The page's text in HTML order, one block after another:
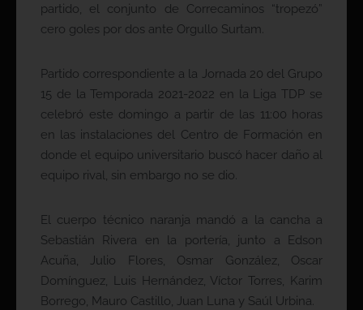
partido, el conjunto de Correcaminos “tropezó”
cero goles por dos ante Orgullo Surtam.
Partido correspondiente a la Jornada 20 del Grupo
15 de la Temporada 2021-2022 en la Liga TDP se
celebró este domingo a partir de las 11:00 horas
en las instalaciones del Centro de Formación en
donde el equipo universitario buscó hacer daño al
equipo rival, sin embargo no se dio.
El cuerpo técnico naranja mandó a la cancha a
Sebastián Rivera en la portería, junto a Edson
Acuña, Julio Flores, Osmar González, Oscar
Domínguez, Luis Hernández, Víctor Torres, Karim
Borrego, Mauro Castillo, Juan Luna y Saúl Urbina.